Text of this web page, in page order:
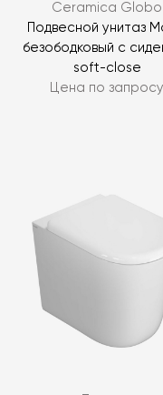
Ceramica Globo
Подвесной унитаз
безободковый с
soft-close
Цена по запросу